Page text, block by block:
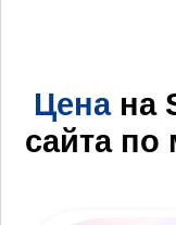
Ценана
сайта по